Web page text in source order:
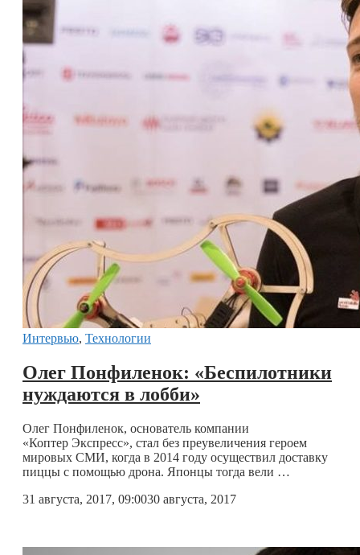
Интервью, Технологии
Олег Понфиленок: «Беспилотники
нуждаются в лобби»
Олег Понфиленок, основатель компании
«Коптер Экспресс», стал без преувеличения героем
мировых СМИ, когда в 2014 году осуществил доставку
пиццы с помощью дрона. Японцы тогда вели …
31 августа, 2017, 09:0030 августа, 2017